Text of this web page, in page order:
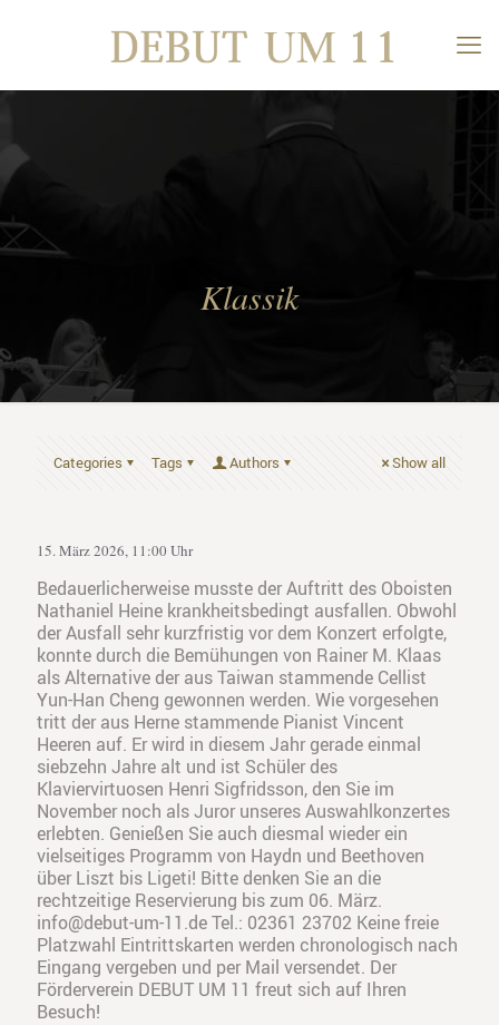
Klassik
Categories Tags Authors Show all
15. März 2026, 11:00 Uhr
Bedauerlicherweise musste der Auftritt des Oboisten
Nathaniel Heine krankheitsbedingt ausfallen. Obwohl
der Ausfall sehr kurzfristig vor dem Konzert erfolgte,
konnte durch die Bemühungen von Rainer M. Klaas
als Alternative der aus Taiwan stammende Cellist
Yun-Han Cheng gewonnen werden. Wie vorgesehen
tritt der aus Herne stammende Pianist Vincent
Heeren auf. Er wird in diesem Jahr gerade einmal
siebzehn Jahre alt und ist Schüler des
Klaviervirtuosen Henri Sigfridsson, den Sie im
November noch als Juror unseres Auswahlkonzertes
erlebten. Genießen Sie auch diesmal wieder ein
vielseitiges Programm von Haydn und Beethoven
über Liszt bis Ligeti! Bitte denken Sie an die
rechtzeitige Reservierung bis zum 06. März.
info@debut-um-11.de Tel.: 02361 23702 Keine freie
Platzwahl Eintrittskarten werden chronologisch nach
Eingang vergeben und per Mail versendet. Der
Förderverein DEBUT UM 11 freut sich auf Ihren
Besuch!